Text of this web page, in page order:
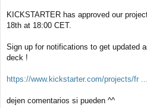
KICKSTARTER has approved our
18th at 18:00 CET.
Sign up for notifications to get updated
deck !
https://www.kickstarter.com/projects/fr
dejen comentarios si pueden ^^